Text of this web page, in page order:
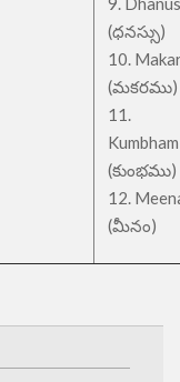
(ధనస్సు)
10.
(మకరము)
11.
Kumbham
(కుంభము)
12.
(మీనం)